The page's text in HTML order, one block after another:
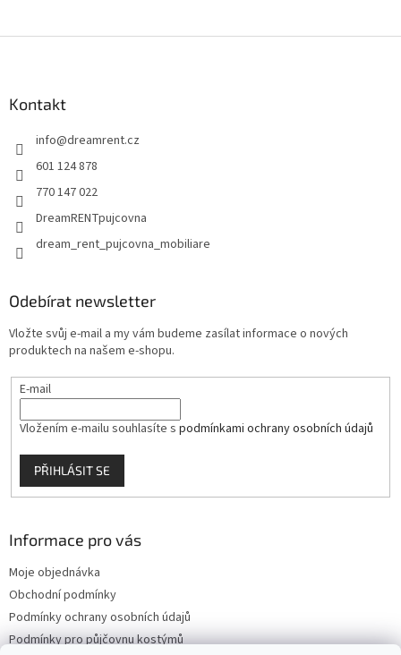
Kontakt
info@dreamrent.cz
601 124 878
770 147 022
DreamRENTpujcovna
dream_rent_pujcovna_mobiliare
Odebírat newsletter
Vložte svůj e-mail a my vám budeme zasílat informace o nových
produktech na našem e-shopu.
E-mail
Vložením e-mailu souhlasíte s podmínkami ochrany osobních údajů
PŘIHLÁSIT SE
Informace pro vás
Moje objednávka
Obchodní podmínky
Podmínky ochrany osobních údajů
Podmínky pro půjčovnu kostýmů